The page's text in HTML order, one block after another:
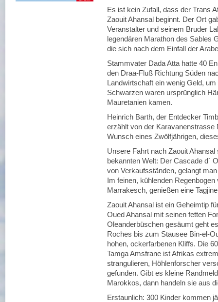
Es ist kein Zufall, dass der Trans
Zaouit Ahansal beginnt. Der Ort
Veranstalter und seinem Bruder
legendären Marathon des Sables
die sich nach dem Einfall der
Stammvater Dada Atta hatte 40
den Draa-Fluß Richtung Süden
Landwirtschaft ein wenig Geld,
Schwarzen waren ursprünglich
Mauretanien kamen.
Heinrich Barth, der Entdecker
erzählt von der
Wunsch eines Zwölfjährigen,
Unsere Fahrt nach Zaouit
bekannten Welt: Der Cascade d´
von Verkaufsständen, gelangt
Im feinen, kühlenden
Marrakesch, genießen eine
Zaouit Ahansal ist ein Geheimtip
Oued Ahansal mit seinen fetten
Oleanderbüschen gesäumt geht
Roches bis zum Stausee Bin-el-
hohen, ockerfarbenen Kliffs. Die
Tamga Amsfrane ist Afrikas
strangulieren, Höhlenforscher
gefunden. Gibt es kleine
Marokkos, dann handeln sie aus
Erstaunlich: 300 Kinder kommen